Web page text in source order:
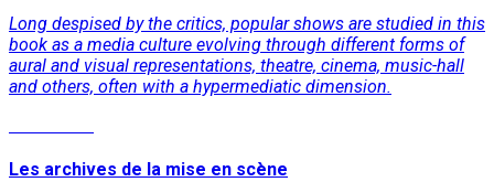
Long despised by the critics, popular shows are studied in this
book as a media culture evolving through different forms of
aural and visual representations, theatre, cinema, music-hall
and others, often with a hypermediatic dimension.
Les archives de la mise en scène